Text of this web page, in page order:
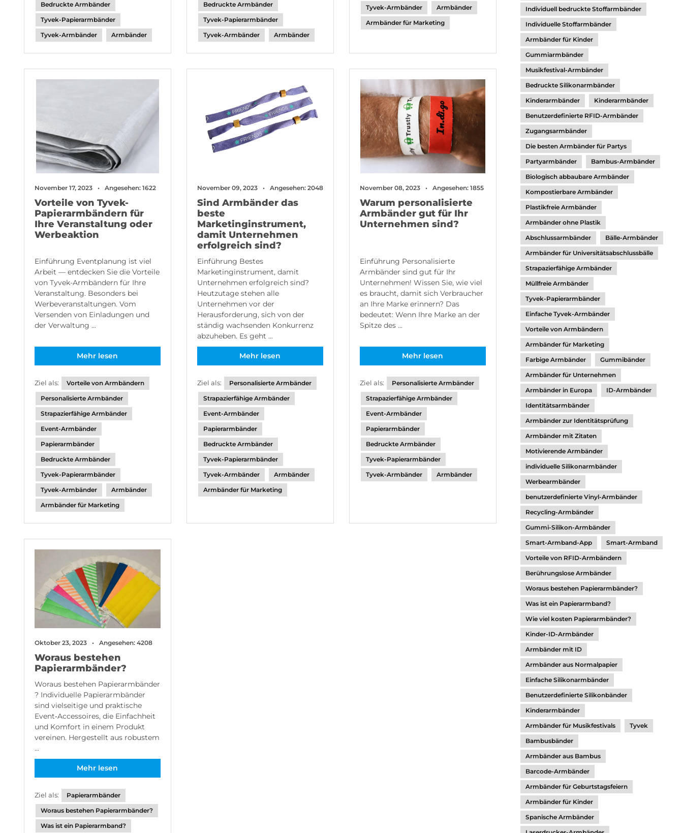
Bedruckte Armbänder
Tyvek-Papierarmbänder
Tyvek-Armbänder
Armbänder
Bedruckte Armbänder
Tyvek-Papierarmbänder
Tyvek-Armbänder
Armbänder
Tyvek-Armbänder
Armbänder
Armbänder für Marketing
November 17, 2023 Angesehen: 1622
Vorteile von Tyvek-
Papierarmbändern für
Ihre Veranstaltung oder
Werbeaktion
Einführung Eventplanung ist viel
Arbeit — entdecken Sie die Vorteile
von Tyvek-Armbändern für Ihre
Veranstaltung. Besonders bei
Werbeveranstaltungen. Vom
Versenden von Einladungen und
der Verwaltung ...
Mehr lesen
Ziel als:
Vorteile von Armbändern
Personalisierte Armbänder
Strapazierfähige Armbänder
Event-Armbänder
Papierarmbänder
Bedruckte Armbänder
Tyvek-Papierarmbänder
Tyvek-Armbänder
Armbänder
Armbänder für Marketing
November 09, 2023 Angesehen: 2048
Sind Armbänder das
beste
Marketinginstrument,
damit Unternehmen
erfolgreich sind?
Einführung Bestes
Marketinginstrument, damit
Unternehmen erfolgreich sind?
Heutzutage stehen alle
Unternehmen vor der
Herausforderung, sich von der
ständig wachsenden Konkurrenz
abzuheben. Es geht ...
Mehr lesen
Ziel als:
Personalisierte Armbänder
Strapazierfähige Armbänder
Event-Armbänder
Papierarmbänder
Bedruckte Armbänder
Tyvek-Papierarmbänder
Tyvek-Armbänder
Armbänder
Armbänder für Marketing
November 08, 2023 Angesehen: 1855
Warum personalisierte
Armbänder gut für Ihr
Unternehmen sind?
Einführung Personalisierte
Armbänder sind gut für Ihr
Unternehmen! Wissen Sie, wie viel
es braucht, damit sich Verbraucher
an Ihre Marke erinnern? Das
bedeutet: Wenn Ihre Marke an der
Spitze des ...
Mehr lesen
Ziel als:
Personalisierte Armbänder
Strapazierfähige Armbänder
Event-Armbänder
Papierarmbänder
Bedruckte Armbänder
Tyvek-Papierarmbänder
Tyvek-Armbänder
Armbänder
Oktober 23, 2023 Angesehen: 4208
Woraus bestehen
Papierarmbänder?
Woraus bestehen Papierarmbänder
? Individuelle Papierarmbänder
sind vielseitige und praktische
Event‑Accessoires, die Einfachheit
und Komfort in einem Produkt
vereinen. Hergestellt aus robustem
...
Mehr lesen
Ziel als:
Papierarmbänder
Woraus bestehen Papierarmbänder?
Was ist ein Papierarmband?
Individuell bedruckte Stoffarmbänder
Individuelle Stoffarmbänder
Armbänder für Kinder
Gummiarmbänder
Musikfestival-Armbänder
Bedruckte Silikonarmbänder
Kinderarmbänder
Kinderarmbänder
Benutzerdefinierte RFID-Armbänder
Zugangsarmbänder
Die besten Armbänder für Partys
Partyarmbänder
Bambus-Armbänder
Biologisch abbaubare Armbänder
Kompostierbare Armbänder
Plastikfreie Armbänder
Armbänder ohne Plastik
Abschlussarmbänder
Bälle-Armbänder
Armbänder für Universitätsabschlussbälle
Strapazierfähige Armbänder
Müllfreie Armbänder
Tyvek-Papierarmbänder
Einfache Tyvek-Armbänder
Vorteile von Armbändern
Armbänder für Marketing
Farbige Armbänder
Gummibänder
Armbänder für Unternehmen
Armbänder in Europa
ID-Armbänder
Identitätsarmbänder
Armbänder zur Identitätsprüfung
Armbänder mit Zitaten
Motivierende Armbänder
individuelle Silikonarmbänder
Werbearmbänder
benutzerdefinierte Vinyl-Armbänder
Recycling-Armbänder
Gummi-Silikon-Armbänder
Smart-Armband-App
Smart-Armband
Vorteile von RFID-Armbändern
Berührungslose Armbänder
Woraus bestehen Papierarmbänder?
Was ist ein Papierarmband?
Wie viel kosten Papierarmbänder?
Kinder-ID-Armbänder
Armbänder mit ID
Armbänder aus Normalpapier
Einfache Silikonarmbänder
Benutzerdefinierte Silikonbänder
Kinderarmbänder
Armbänder für Musikfestivals
Tyvek
Bambusbänder
Armbänder aus Bambus
Barcode-Armbänder
Armbänder für Geburtstagsfeiern
Armbänder für Kinder
Spanische Armbänder